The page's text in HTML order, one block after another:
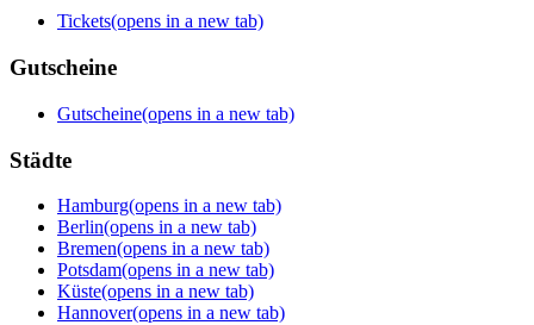
Tickets(opens in a new tab)
Gutscheine
Gutscheine(opens in a new tab)
Städte
Hamburg(opens in a new tab)
Berlin(opens in a new tab)
Bremen(opens in a new tab)
Potsdam(opens in a new tab)
Küste(opens in a new tab)
Hannover(opens in a new tab)